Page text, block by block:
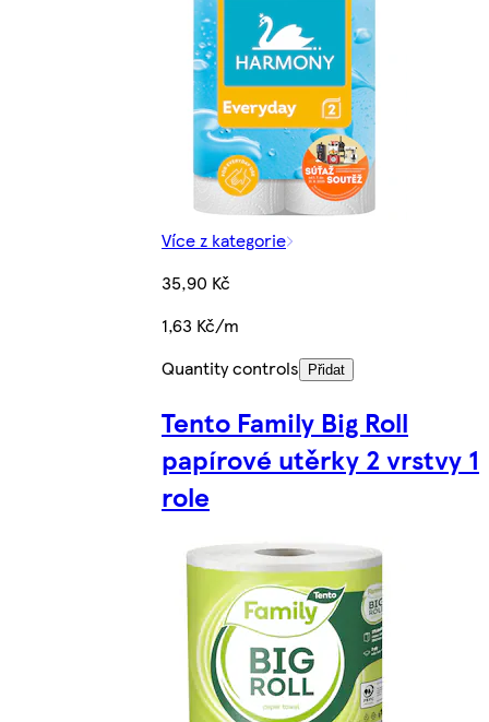
Více z kategorie
35,90 Kč
1,63 Kč/m
Quantity controls
Přidat
Tento Family Big Roll
papírové utěrky 2 vrstvy 1
role